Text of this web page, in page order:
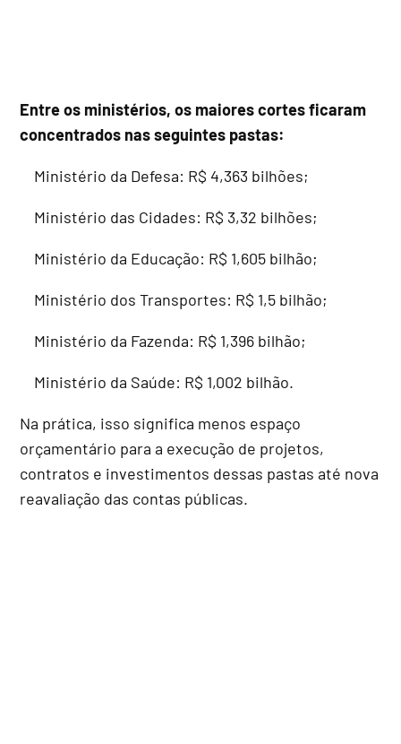
Entre os ministérios, os maiores cortes ficaram
concentrados nas seguintes pastas:
Ministério da Defesa: R$ 4,363 bilhões;
Ministério das Cidades: R$ 3,32 bilhões;
Ministério da Educação: R$ 1,605 bilhão;
Ministério dos Transportes: R$ 1,5 bilhão;
Ministério da Fazenda: R$ 1,396 bilhão;
Ministério da Saúde: R$ 1,002 bilhão.
Na prática, isso significa menos espaço
orçamentário para a execução de projetos,
contratos e investimentos dessas pastas até nova
reavaliação das contas públicas.